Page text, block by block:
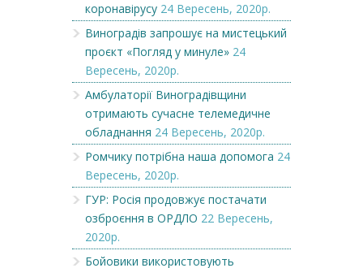
коронавірусу 24 Вересень, 2020р.
Виноградів запрошує на мистецький
проєкт «Погляд у минуле» 24
Вересень, 2020р.
Амбулаторії Виноградівщини
отримають сучасне телемедичне
обладнання 24 Вересень, 2020р.
Ромчику потрібна наша допомога 24
Вересень, 2020р.
ГУР: Росія продовжує постачати
озброєння в ОРДЛО 22 Вересень,
2020р.
Бойовики використовують